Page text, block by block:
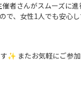
者さんがスムーズに
、女性1人でも安心し
✨ またお気軽にご参